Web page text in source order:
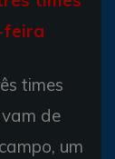
feira
times
de
um